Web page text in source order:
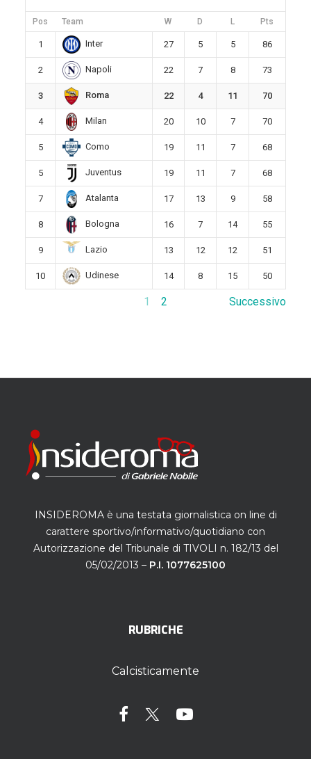
Pos Team W D L Pts
1 Inter 27 5 5 86
2 Napoli 22 7 8 73
3 Roma 22 4 11 70
4 Milan 20 10 7 70
5 Como 19 11 7 68
5 Juventus 19 11 7 68
7 Atalanta 17 13 9 58
8 Bologna 16 7 14 55
9 Lazio 13 12 12 51
10 Udinese 14 8 15 50
1 2 Successivo
INSIDEROMA è una testata giornalistica on line di
carattere sportivo/informativo/quotidiano con
Autorizzazione del Tribunale di TIVOLI n. 182/13 del
05/02/2013 – P.I. 1077625100
RUBRICHE
Calcisticamente